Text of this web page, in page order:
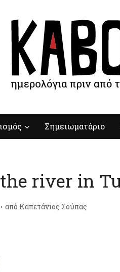
Σημειωματάριο
river in
από Καπετάνιος Σούπας